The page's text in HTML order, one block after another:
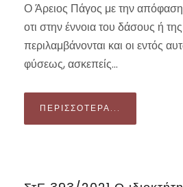
Ο Άρειος Πάγος με την
οτι στην έννοια του δάσους ή
περιλαμβάνονται και οι εντός
φύσεως, ασκεπείς...
ΠΕΡΙΣΣΌΤΕΡΑ...